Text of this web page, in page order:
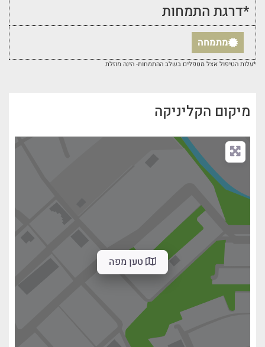
*דרגת התמחות
מתמחה
*עלות הטיפול אצל מטפלים בשלב ההתמחות- הינה מוזלת
מיקום הקליניקה
טען מפה